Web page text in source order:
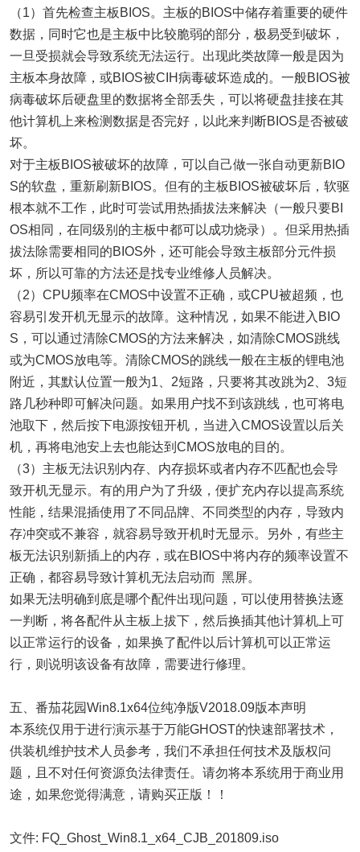
（1）首先检查主板BIOS。主板的BIOS中储存着重要的硬件
数据，同时它也是主板中比较脆弱的部分，极易受到破坏，
一旦受损就会导致系统无法运行。出现此类故障一般是因为
主板本身故障，或BIOS被CIH病毒破坏造成的。一般BIOS被
病毒破坏后硬盘里的数据将全部丢失，可以将硬盘挂接在其
他计算机上来检测数据是否完好，以此来判断BIOS是否被破
坏。
对于主板BIOS被破坏的故障，可以自己做一张自动更新BIO
S的软盘，重新刷新BIOS。但有的主板BIOS被破坏后，软驱
根本就不工作，此时可尝试用热插拔法来解决（一般只要BI
OS相同，在同级别的主板中都可以成功烧录）。但采用热插
拔法除需要相同的BIOS外，还可能会导致主板部分元件损
坏，所以可靠的方法还是找专业维修人员解决。
（2）CPU频率在CMOS中设置不正确，或CPU被超频，也
容易引发开机无显示的故障。这种情况，如果不能进入BIO
S，可以通过清除CMOS的方法来解决，如清除CMOS跳线
或为CMOS放电等。清除CMOS的跳线一般在主板的锂电池
附近，其默认位置一般为1、2短路，只要将其改跳为2、3短
路几秒种即可解决问题。如果用户找不到该跳线，也可将电
池取下，然后按下电源按钮开机，当进入CMOS设置以后关
机，再将电池安上去也能达到CMOS放电的目的。
（3）主板无法识别内存、内存损坏或者内存不匹配也会导
致开机无显示。有的用户为了升级，便扩充内存以提高系统
性能，结果混插使用了不同品牌、不同类型的内存，导致内
存冲突或不兼容，就容易导致开机时无显示。另外，有些主
板无法识别新插上的内存，或在BIOS中将内存的频率设置不
正确，都容易导致计算机无法启动而 黑屏。
如果无法明确到底是哪个配件出现问题，可以使用替换法逐
一判断，将各配件从主板上拔下，然后换插其他计算机上可
以正常运行的设备，如果换了配件以后计算机可以正常运
行，则说明该设备有故障，需要进行修理。
五、番茄花园Win8.1x64位纯净版V2018.09版本声明
本系统仅用于进行演示基于万能GHOST的快速部署技术，
供装机维护技术人员参考，我们不承担任何技术及版权问
题，且不对任何资源负法律责任。请勿将本系统用于商业用
途，如果您觉得满意，请购买正版！！
文件: FQ_Ghost_Win8.1_x64_CJB_201809.iso